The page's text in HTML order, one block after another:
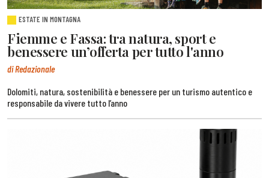
ESTATE IN MONTAGNA
Fiemme e Fassa: tra natura, sport e
benessere un’offerta per tutto l'anno
di Redazionale
Dolomiti, natura, sostenibilità e benessere per un turismo autentico e
responsabile da vivere tutto l’anno